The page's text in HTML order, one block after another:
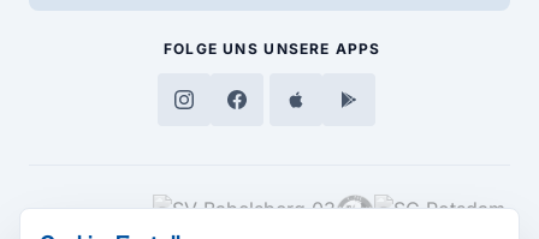
FOLGE UNS UNSERE APPS
MEDIENPARTNER